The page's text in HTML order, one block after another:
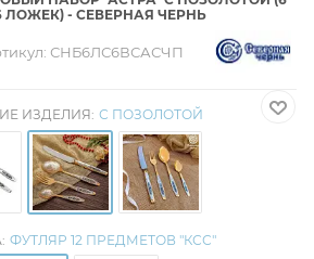
ЛОЖЕК) - СЕВЕРНАЯ ЧЕРНЬ
СНБ6ЛС6ВСАСЧП
ИЗДЕЛИЯ: С ПОЗОЛОТОЙ
ФУТЛЯР 12 ПРЕДМЕТОВ "КСС"